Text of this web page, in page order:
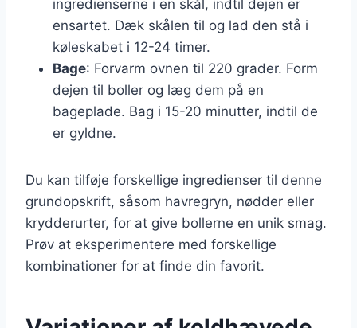
ingredienserne i en skål, indtil dejen er
ensartet. Dæk skålen til og lad den stå i
køleskabet i 12-24 timer.
Bage: Forvarm ovnen til 220 grader. Form
dejen til boller og læg dem på en
bageplade. Bag i 15-20 minutter, indtil de
er gyldne.
Du kan tilføje forskellige ingredienser til denne
grundopskrift, såsom havregryn, nødder eller
krydderurter, for at give bollerne en unik smag.
Prøv at eksperimentere med forskellige
kombinationer for at finde din favorit.